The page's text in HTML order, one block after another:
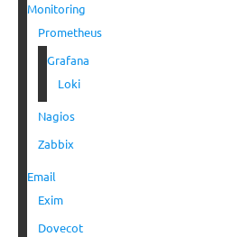
Monitoring
Prometheus
Grafana
Loki
Nagios
Zabbix
Email
Exim
Dovecot